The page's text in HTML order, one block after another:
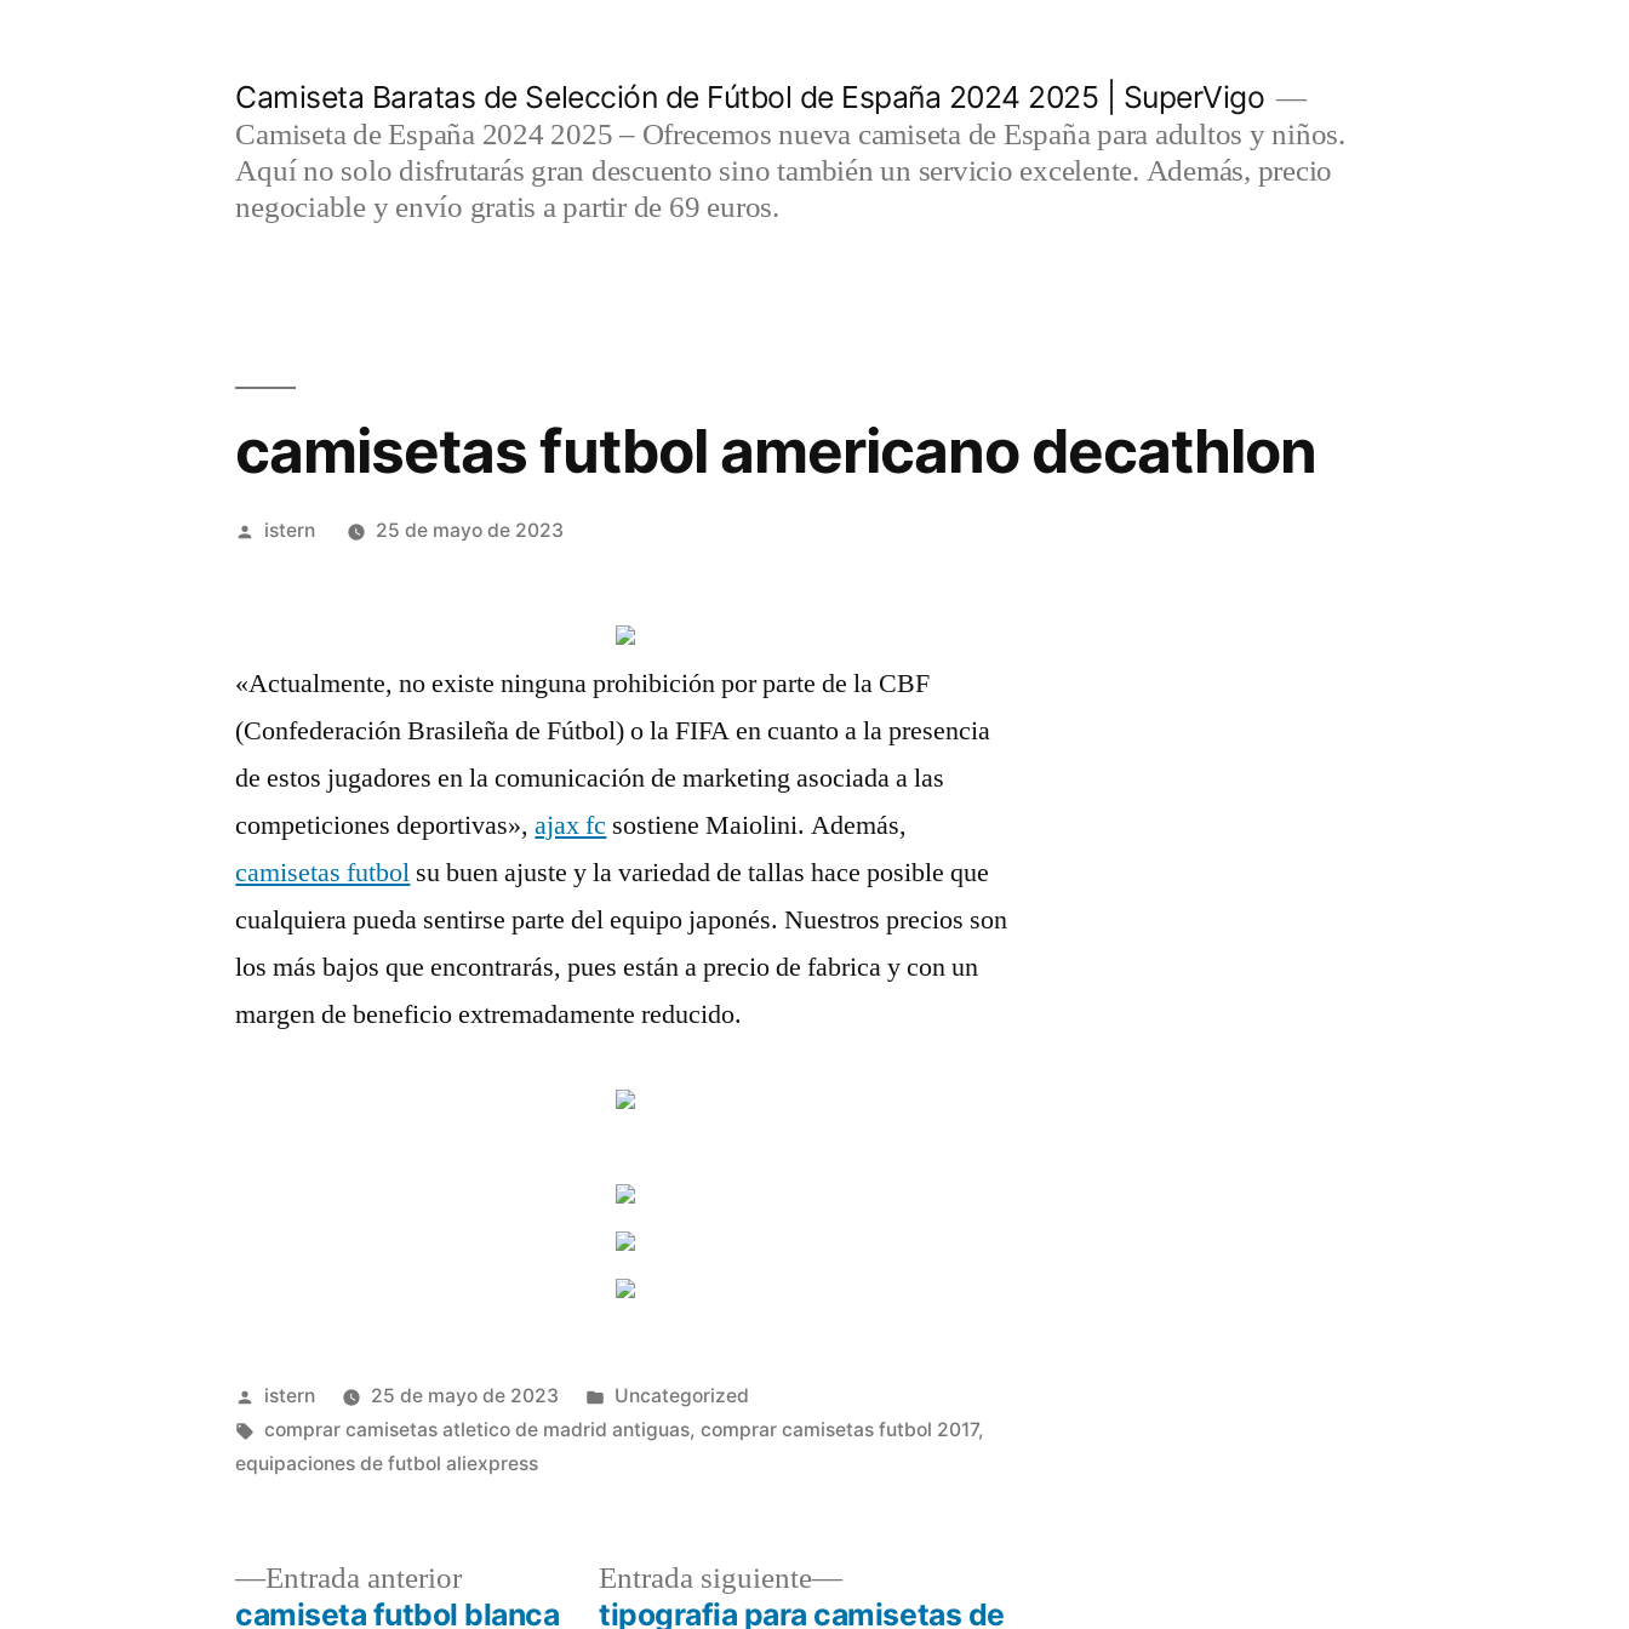
Camiseta Baratas de Selección de Fútbol de España 2024 2025 | SuperVigo
Camiseta de España 2024 2025 – Ofrecemos nueva camiseta de España para adultos y niños.
Aquí no solo disfrutarás gran descuento sino también un servicio excelente. Además, precio
negociable y envío gratis a partir de 69 euros.
camisetas futbol americano decathlon
Publicado
istern 25 de mayo de 2023
«Actualmente, no existe ninguna prohibición por parte de la CBF
(Confederación Brasileña de Fútbol) o la FIFA en cuanto a la presencia
de estos jugadores en la comunicación de marketing asociada a las
competiciones deportivas»,ajax fc sostiene Maiolini. Además,
camisetas futbol su buen ajuste y la variedad de tallas hace posible que
cualquiera pueda sentirse parte del equipo japonés. Nuestros precios son
los más bajos que encontrarás, pues están a precio de fabrica y con un
margen de beneficio extremadamente reducido.
Publicado
por
istern 25 de mayo de 2023
Publicado
en
Uncategorized
Etiquetas:
comprar camisetas atletico de madrid antiguas,comprar camisetas futbol 2017,
equipaciones de futbol aliexpress
Entrada anteriorEntrada
anterior:
camiseta futbol blanca
Entrada siguiente
Entrada
siguiente:
tipografia para camisetas de